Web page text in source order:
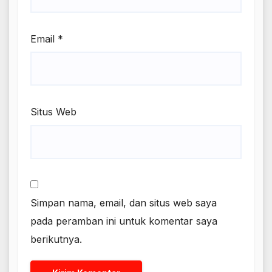
Email *
Situs Web
Simpan nama, email, dan situs web saya
pada peramban ini untuk komentar saya
berikutnya.